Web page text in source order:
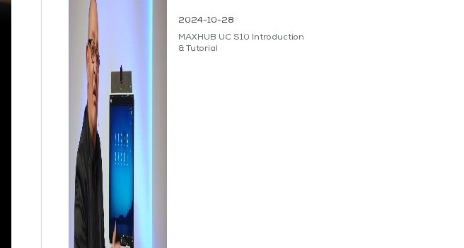
2024-10-28
MAXHUB UC S10 Introduction
& Tutorial